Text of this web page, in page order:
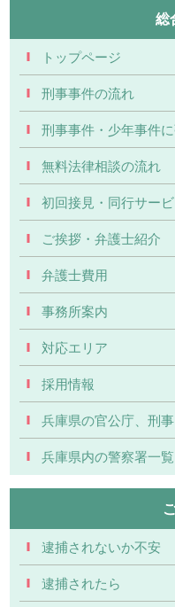
総
トップページ
刑事事件の流れ
刑事事件・少年事件
無料法律相談の流れ
初回接見・同行サー
ご挨拶・弁護士紹介
弁護士費用
事務所案内
対応エリア
採用情報
兵庫県の官公庁、刑
兵庫県内の警察署一覧
逮捕されないか不安
逮捕されたら